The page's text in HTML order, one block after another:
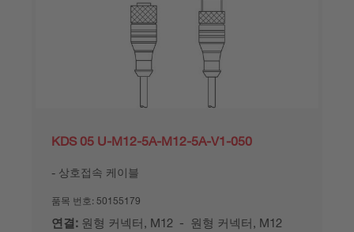
KDS 05 U-M12-5A-M12-5A-V1-050
상호접속 케이블
품목 번호: 50155179
연결: 원형 커넥터, M12 - 원형 커넥터, M12